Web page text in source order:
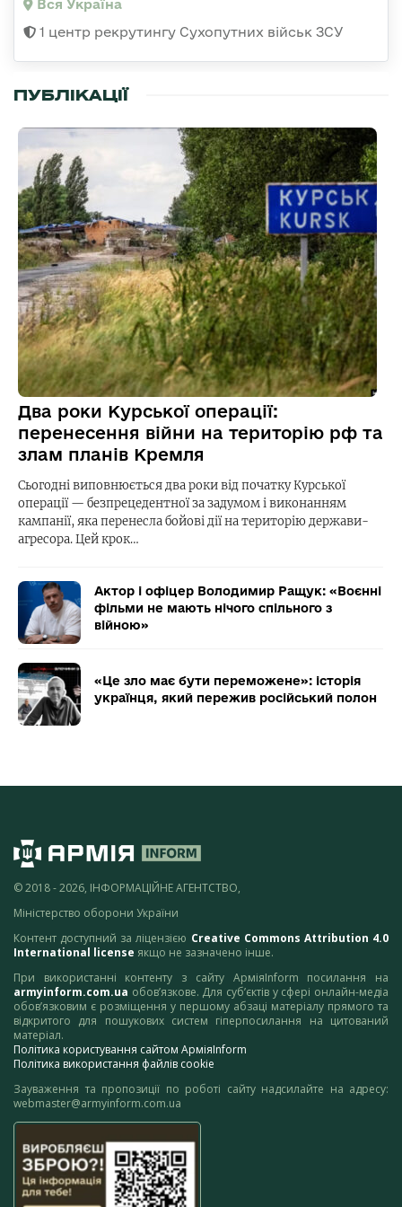
Вся Україна
1 центр рекрутингу Сухопутних військ ЗСУ
ПУБЛІКАЦІЇ
Два роки Курської операції:
перенесення війни на територію рф та
злам планів Кремля
Сьогодні виповнюється два роки від початку Курської
операції — безпрецедентної за задумом і виконанням
кампанії, яка перенесла бойові дії на територію держави-
агресора. Цей крок…
Актор і офіцер Володимир Ращук: «Воєнні
фільми не мають нічого спільного з
війною»
«Це зло має бути переможене»: історія
українця, який пережив російський полон
© 2018 - 2026, ІНФОРМАЦІЙНЕ АГЕНТСТВО,
Міністерство оборони України
Контент доступний за ліцензією Creative Commons Attribution 4.0
International license якщо не зазначено інше.
При використанні контенту з сайту АрміяInform посилання на
armyinform.com.ua обов’язкове. Для суб’єктів у сфері онлайн-медіа
обов’язковим є розміщення у першому абзаці матеріалу прямого та
відкритого для пошукових систем гіперпосилання на цитований
матеріал.
Політика користування сайтом АрміяInform
Політика використання файлів cookie
Зауваження та пропозиції по роботі сайту надсилайте на адресу:
webmaster@armyinform.com.ua